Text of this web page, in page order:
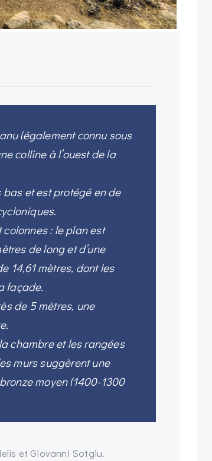
(également connu sous
colline à l’ouest de la
et est protégé en de
: le plan est
de long et d’une
14,61 mètres, dont les
façade.
de 5 mètres, une
chambre et les rangées
murs suggèrent une
moyen (1400-1300
et Giovanni Sotgiu.